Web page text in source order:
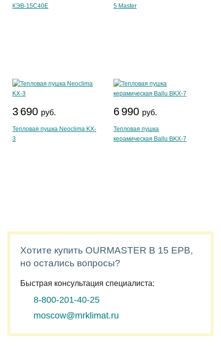
КЭВ-15С40Е
5 Master
3 690 руб.
Тепловая пушка Neoclima KX-
3
6 990 руб.
Тепловая пушка
керамическая Ballu BKX-7
Хотите купить OURMASTER B 15 EPB,
но остались вопросы?
Быстрая консультация специалиста:
8-800-201-40-25
moscow@mrklimat.ru